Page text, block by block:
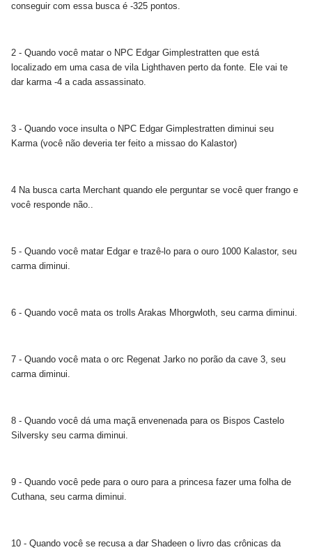
conseguir com essa busca é -325 pontos.
2 - Quando você matar o NPC Edgar Gimplestratten que está
localizado em uma casa de vila Lighthaven perto da fonte. Ele vai te
dar karma -4 a cada assassinato.
3 - Quando voce insulta o NPC Edgar Gimplestratten diminui seu
Karma (você não deveria ter feito a missao do Kalastor)
4 Na busca carta Merchant quando ele perguntar se você quer frango e
você responde não..
5 - Quando você matar Edgar e trazê-lo para o ouro 1000 Kalastor, seu
carma diminui.
6 - Quando você mata os trolls Arakas Mhorgwloth, seu carma diminui.
7 - Quando você mata o orc Regenat Jarko no porão da cave 3, seu
carma diminui.
8 - Quando você dá uma maçã envenenada para os Bispos Castelo
Silversky seu carma diminui.
9 - Quando você pede para o ouro para a princesa fazer uma folha de
Cuthana, seu carma diminui.
10 - Quando você se recusa a dar Shadeen o livro das crônicas da